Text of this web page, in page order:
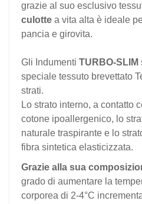
grazie al suo esclusivo
culotte a vita alta è ideale
pancia e girovita.
Gli Indumenti TURBO-SLIM
speciale tessuto brevettato
strati.
Lo strato interno, a contatto
cotone ipoallergenico, lo
naturale traspirante e lo
fibra sintetica elasticizzata.
Grazie alla sua
grado di aumentare la
corporea di 2-4°C